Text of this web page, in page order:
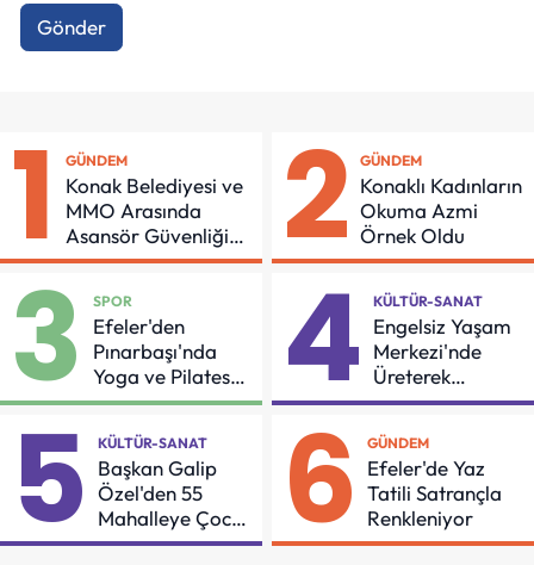
Gönder
1 GÜNDEM
Konak Belediyesi ve
MMO Arasında
Asansör Güvenliği
İçin Önemli Protokol
2 GÜNDEM
Konaklı Kadınların
Okuma Azmi
Örnek Oldu
3 SPOR
Efeler'den
Pınarbaşı'nda
Yoga ve Pilates
Buluşması
4 KÜLTÜR-SANAT
Engelsiz Yaşam
Merkezi'nde
Üreterek
Güçleniyorlar
5 KÜLTÜR-SANAT
Başkan Galip
Özel'den 55
Mahalleye Çocuk
Şenliği
6 GÜNDEM
Efeler'de Yaz
Tatili Satrançla
Renkleniyor